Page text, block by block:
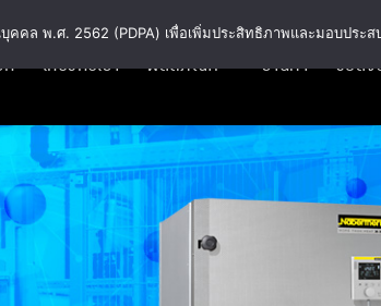
เกี่ยวกับเรา ผลิตภัณฑ์ ร้านค้า วิธีสั่
คล พ.ศ. 2562 (PDPA) เพื่อเพิ่มประสิทธิภาพและมอบประส